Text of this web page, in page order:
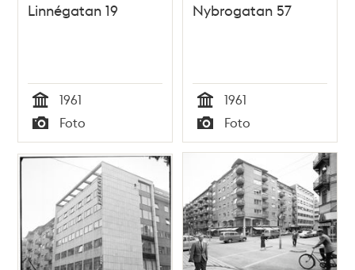
Linnégatan 19
Tid
1961
Typ
Foto
Nybrogatan 57
Tid
1961
Typ
Foto